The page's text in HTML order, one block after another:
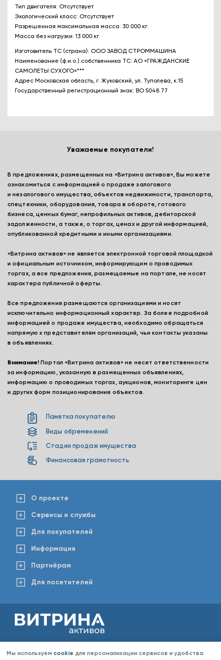
Тип двигателя: Отсутствует
Экологический класс: Отсутствует
Разрешенная максимальная масса: 30 000 кг.
Масса без нагрузки: 13 000 кг.
Изготовитель ТС (страна): ООО ЗАВОД СТРОММАШИНА
Наименование (ф.и.о.) собственника ТС: АО «ГРАЖДАНСКИЕ
САМОЛЕТЫ СУХОГО»***
Адрес Московская область, г. Жуковский, ул. Туполева, к.15
Государственный регистрационный знак: ВО 5048 77
Уважаемые покупатели!
В предложениях, размещенных на «Витрина активов», Вы можете
ознакомиться с информацией о продаже залогового
и незалогового имущества, объектов недвижимости, транспорта,
спецтехники, оборудования, товара в обороте, готового
бизнеса, ценных бумаг, непрофильных активов, дебиторской
задолженности, а также, о торгах, ценах и другой информацией,
опубликованной кредитными и иными организациями.
«Витрина активов» не является электронной торговой площадкой
и официальным источником, информирующим о проводимых
торгах, а все предложения, размещаемые на портале, не носят
характера публичной оферты.
Все предложения размещаются организациями и носят
исключительно информационный характер. За более подробной
информацией о продаже имущества, необходимо обращаться
напрямую к представителям организаций, чьи контакты указаны
в объявлениях.
Внимание! Портал «Витрина активов» не несет ответственности
за информацию, указанную в размещенных объявлениях,
информацию о проводимых торгах, аукционов, мониторинге цен
и других форм позиционирования объектов.
Памятка покупателю
Виды обременений
Стадии продаж имущества
Финансовая грамотность
О проекте
Сервисы и службы
Для покупателей
Информация
Партнёрам
Для посетителей
является публичной офертой, определяемой положениями Статьи 437 Гражданского кодекса РФ.
Мы используем cookie для персонализации сервисов и удобства